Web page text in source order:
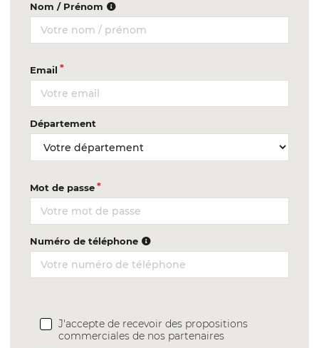
Nom / Prénom
Email
Département
Mot de passe
Numéro de téléphone
J'accepte de recevoir des propositions
commerciales de nos partenaires